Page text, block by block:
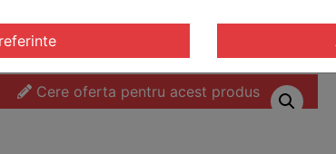
M3/ Greutate de test certificata Ohaus 10k
Cere oferta pentru acest produs